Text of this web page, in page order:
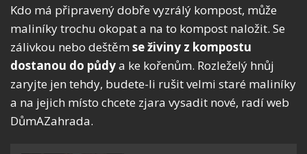
Kdo má připravený dobře vyzrálý kompost, může
maliníky trochu okopat a na to kompost naložit. Se
zálivkou nebo deštěm se živiny z kompostu
dostanou do půdya ke kořenům. Rozleželý hnůj
zaryjte jen tehdy, budete-li rušit velmi staré maliníky
a na jejich místo chcete zjara vysadit nové, radí web
DůmAZahrada.